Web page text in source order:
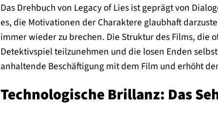
Das Drehbuch von Legacy of Lies ist geprägt von
es, die Motivationen der Charaktere glaubhaft
immer wieder zu brechen. Die Struktur des Films, die
Detektivspiel teilzunehmen und die losen Enden
anhaltende Beschäftigung mit dem Film und erhöht
Technologische Brillanz: Das